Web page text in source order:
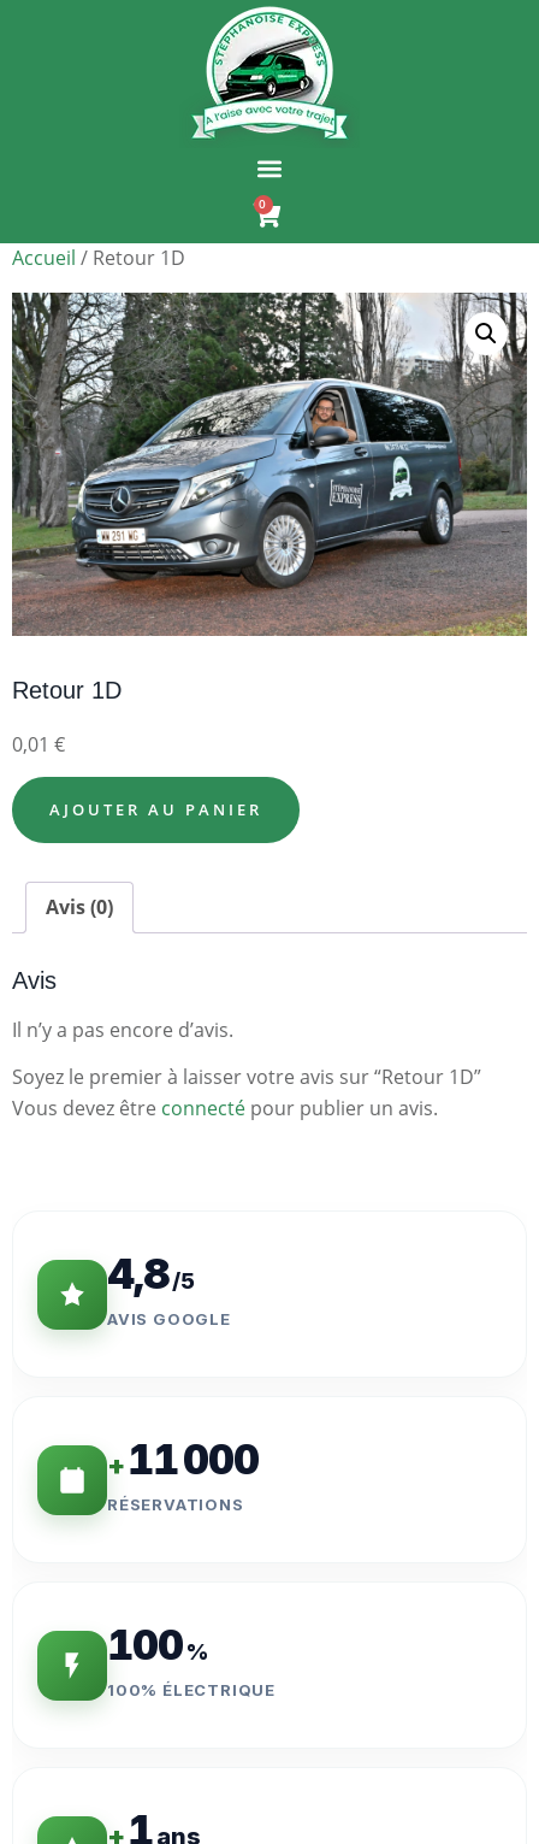
0
Accueil / Retour 1D
Retour 1D
0,01 €
AJOUTER AU PANIER
Avis (0)
Avis
Il n’y a pas encore d’avis.
Soyez le premier à laisser votre avis sur “Retour 1D”
Vous devez être connecté pour publier un avis.
4,8/5
AVIS GOOGLE
+11 000
RÉSERVATIONS
100%
100% ÉLECTRIQUE
+1ans